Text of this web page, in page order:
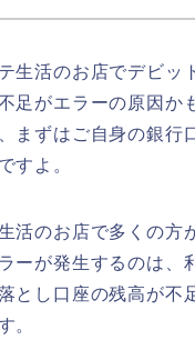
生活のお店でデビッ
足がエラーの原因か
まずはご自身の銀行
すよ。
活のお店で多くの方
ーが発生するのは、
とし口座の残高が不
。